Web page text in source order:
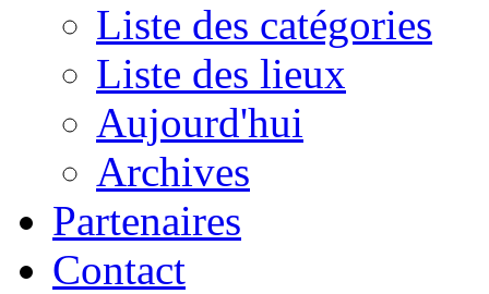
Liste des catégories
Liste des lieux
Aujourd'hui
Archives
Partenaires
Contact